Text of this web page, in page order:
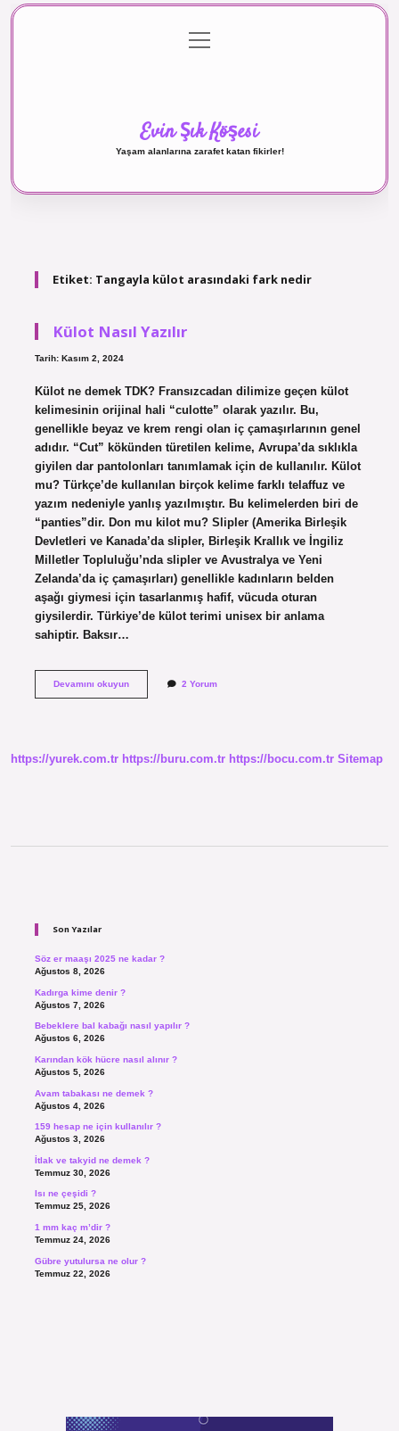
Gizlilik Politikası
menüyü
aç
Evin Şık Köşesi
Yaşam alanlarına zarafet katan fikirler!
Etiket: Tangayla külot arasındaki fark nedir
Külot Nasıl Yazılır
Tarih: Kasım 2, 2024
Külot ne demek TDK? Fransızcadan dilimize geçen külot
kelimesinin orijinal hali “culotte” olarak yazılır. Bu,
genellikle beyaz ve krem ​​rengi olan iç çamaşırlarının genel
adıdır. “Cut” kökünden türetilen kelime, Avrupa’da sıklıkla
giyilen dar pantolonları tanımlamak için de kullanılır. Külot
mu? Türkçe’de kullanılan birçok kelime farklı telaffuz ve
yazım nedeniyle yanlış yazılmıştır. Bu kelimelerden biri de
“panties”dir. Don mu kilot mu? Slipler (Amerika Birleşik
Devletleri ve Kanada’da slipler, Birleşik Krallık ve İngiliz
Milletler Topluluğu’nda slipler ve Avustralya ve Yeni
Zelanda’da iç çamaşırları) genellikle kadınların belden
aşağı giymesi için tasarlanmış hafif, vücuda oturan
giysilerdir. Türkiye’de külot terimi unisex bir anlama
sahiptir. Baksır…
Devamını okuyunKülot
2 Yorum
https://yurek.com.tr https://buru.com.tr https://bocu.com.tr Sitemap
Son Yazılar
Söz er maaşı 2025 ne kadar ?
Ağustos 8, 2026
Kadırga kime denir ?
Ağustos 7, 2026
Bebeklere bal kabağı nasıl yapılır ?
Ağustos 6, 2026
Karından kök hücre nasıl alınır ?
Ağustos 5, 2026
Avam tabakası ne demek ?
Ağustos 4, 2026
159 hesap ne için kullanılır ?
Ağustos 3, 2026
İtlak ve takyid ne demek ?
Temmuz 30, 2026
Isı ne çeşidi ?
Temmuz 25, 2026
1 mm kaç m’dir ?
Temmuz 24, 2026
Gübre yutulursa ne olur ?
Temmuz 22, 2026